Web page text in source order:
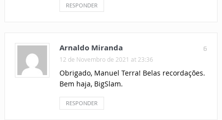
RESPONDER
6
Arnaldo Miranda
12 de Novembro de 2021 at 23:36
Obrigado, Manuel Terra! Belas recordações.
Bem haja, BigSlam.
RESPONDER